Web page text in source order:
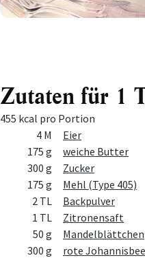
Zutaten für 1
455 kcal pro Portion
Zutat
4 M
Eier
175 g
weiche Butter
300 g
Zucker
175 g
Mehl (Type 405)
2 TL
Backpulver
1 TL
Zitronensaft
50 g
Mandelblättchen
300 g
rote